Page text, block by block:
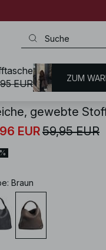
/ Accessoires Taschen /
gewebte
EUR59,95 EUR
: Braun
EUR ZUM